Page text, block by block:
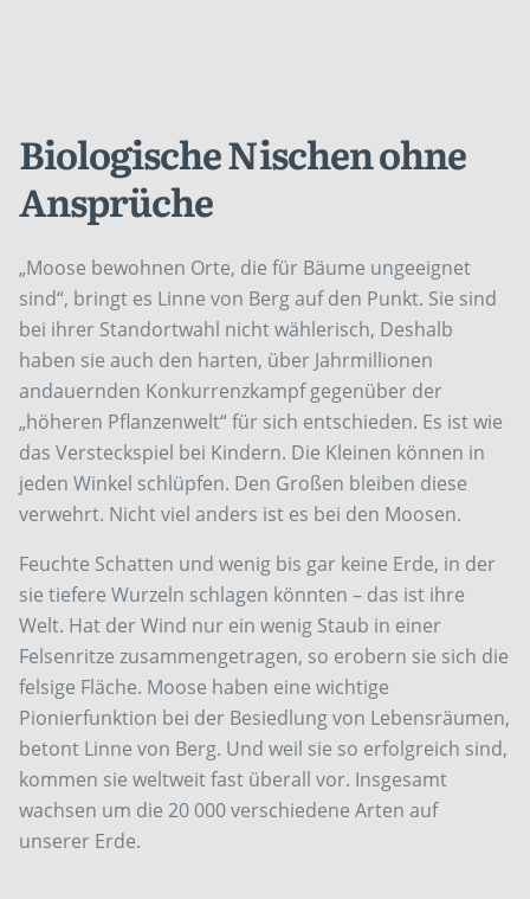
Biologische Nischen ohne
Ansprüche
„Moose bewohnen Orte, die für Bäume ungeeignet
sind“, bringt es Linne von Berg auf den Punkt. Sie sind
bei ihrer Standortwahl nicht wählerisch, Deshalb
haben sie auch den harten, über Jahrmillionen
andauernden Konkurrenzkampf gegenüber der
„höheren Pflanzenwelt“ für sich entschieden. Es ist wie
das Versteckspiel bei Kindern. Die Kleinen können in
jeden Winkel schlüpfen. Den Großen bleiben diese
verwehrt. Nicht viel anders ist es bei den Moosen.
Feuchte Schatten und wenig bis gar keine Erde, in der
sie tiefere Wurzeln schlagen könnten – das ist ihre
Welt. Hat der Wind nur ein wenig Staub in einer
Felsenritze zusammengetragen, so erobern sie sich die
felsige Fläche. Moose haben eine wichtige
Pionierfunktion bei der Besiedlung von Lebensräumen,
betont Linne von Berg. Und weil sie so erfolgreich sind,
kommen sie weltweit fast überall vor. Insgesamt
wachsen um die 20 000 verschiedene Arten auf
unserer Erde.